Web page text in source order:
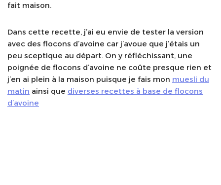
fait maison.
Dans cette recette, j’ai eu envie de tester la version
avec des flocons d’avoine car j’avoue que j’étais un
peu sceptique au départ. On y réfléchissant, une
poignée de flocons d’avoine ne coûte presque rien et
j’en ai plein à la maison puisque je fais mon muesli du
matin ainsi que diverses recettes à base de flocons
d’avoine